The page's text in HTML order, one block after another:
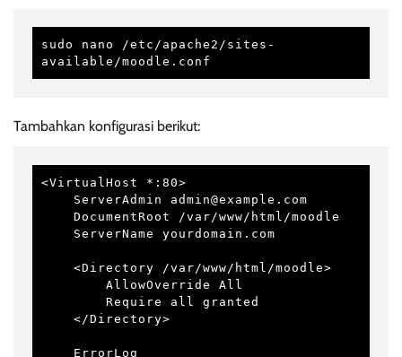
sudo nano /etc/apache2/sites-
available/moodle.conf
Tambahkan konfigurasi berikut:
<VirtualHost *:80>